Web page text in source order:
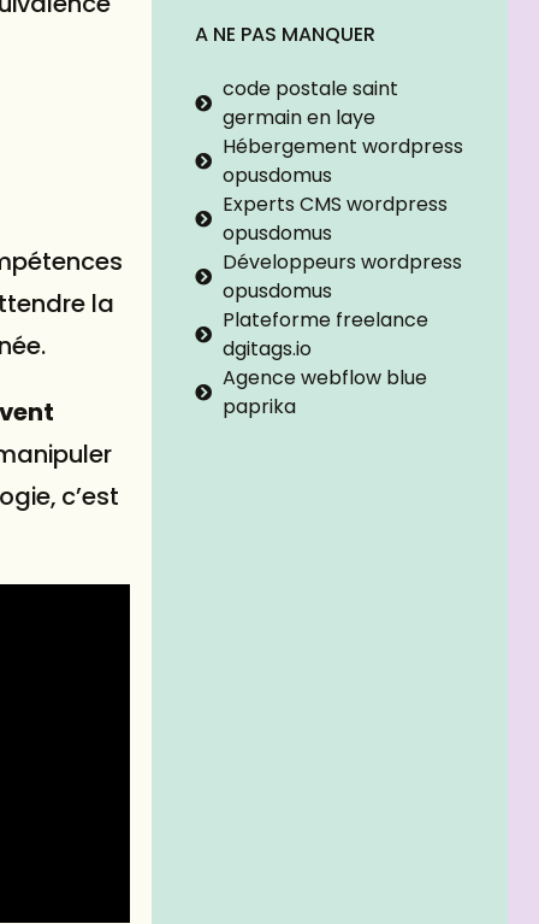
la
c’est
A NE PAS MANQUER
code postale saint
germain en laye
Hébergement wordpress
opusdomus
Experts CMS wordpress
opusdomus
Développeurs wordpress
opusdomus
Plateforme freelance
dgitags.io
Agence webflow blue
paprika